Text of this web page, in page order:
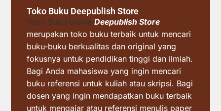
Toko Buku Deepublish Store
Toko Buku Online Deepublish Store
merupakan toko buku terbaik untuk mencari
buku-buku berkualitas dan original yang
fokusnya untuk pendidikan tinggi dan ilmiah.
Bagi Anda mahasiswa yang ingin mencari
buku referensi untuk kuliah atau skripsi. Bagi
dosen yang ingin mendapatkan buku terbaik
untuk mengajar atau referensi menulis paper